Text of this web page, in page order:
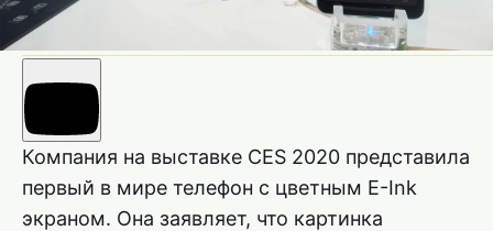
Компания на выставке CES 2020 представила
первый в мире телефон с цветным E-Ink
экраном. Она заявляет, что картинка